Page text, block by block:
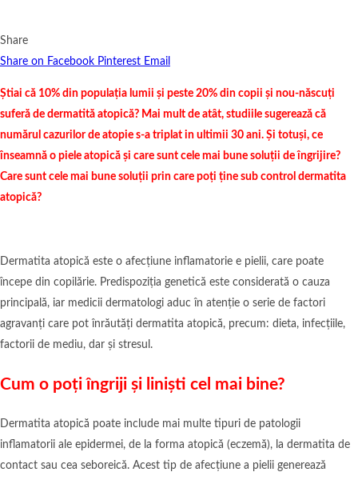
Share
Share on Facebook Pinterest Email
Știai că 10% din populația lumii și peste 20% din copii și nou-născuți
suferă de dermatită atopică? Mai mult de atât, studiile sugerează că
numărul cazurilor de atopie s-a triplat in ultimii 30 ani. Și totuși, ce
înseamnă o piele atopică și care sunt cele mai bune soluții de îngrijire?
Care sunt cele mai bune soluții prin care poți ține sub control dermatita
atopică?
Dermatita atopică este o afecțiune inflamatorie e pielii, care poate
începe din copilărie. Predispoziția genetică este considerată o cauza
principală, iar medicii dermatologi aduc în atenție o serie de factori
agravanți care pot înrăutăți dermatita atopică, precum: dieta, infecțiile,
factorii de mediu, dar și stresul.
Cum o poți îngriji și liniști cel mai bine?
Dermatita atopică poate include mai multe tipuri de patologii
inflamatorii ale epidermei, de la forma atopică (eczemă), la dermatita de
contact sau cea seboreică. Acest tip de afecțiune a pielii generează